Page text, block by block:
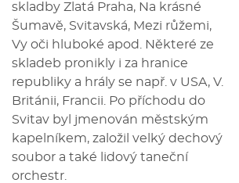
skladby Zlatá Praha, Na krásné
Šumavě, Svitavská, Mezi růžemi,
Vy oči hluboké apod. Některé ze
skladeb pronikly i za hranice
republiky a hrály se např. v USA, V.
Británii, Francii. Po příchodu do
Svitav byl jmenován městským
kapelníkem, založil velký dechový
soubor a také lidový taneční
orchestr.